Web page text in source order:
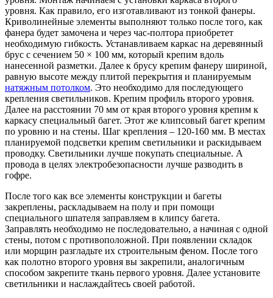
уровня. Как правило, его изготавливают из тонкой фанеры.
Криволинейные элементы выполняют только после того, как
фанера будет замочена и через час-полтора приобретет
необходимую гибкость. Устанавливаем каркас на деревянный
брус с сечением 50 × 100 мм, который крепим вдоль
нанесенной разметки. Далее к брусу крепим фанеру шириной,
равную высоте между плитой перекрытия и планируемым
натяжным потолком. Это необходимо для последующего
крепления светильников. Крепим профиль второго уровня.
Далее на расстоянии 70 мм от края второго уровня крепим к
каркасу специальный багет. Этот же клипсовый багет крепим
по уровню и на стены. Шаг крепления – 120-160 мм. В местах
планируемой подсветки крепим светильники и раскидываем
проводку. Светильники лучше покупать специальные. А
провода в целях электробезопасности лучше разводить в
гофре.
После того как все элементы конструкции и багеты
закреплены, раскладываем на полу и при помощи
специального шпателя заправляем в клипсу багета.
Заправлять необходимо не последовательно, а начиная с одной
стены, потом с противоположной. При появлении складок
или морщин разгладьте их строительным феном. После того
как полотно второго уровня вы закрепили, аналогичным
способом закрепите ткань первого уровня. Далее установите
светильники и наслаждайтесь своей работой.